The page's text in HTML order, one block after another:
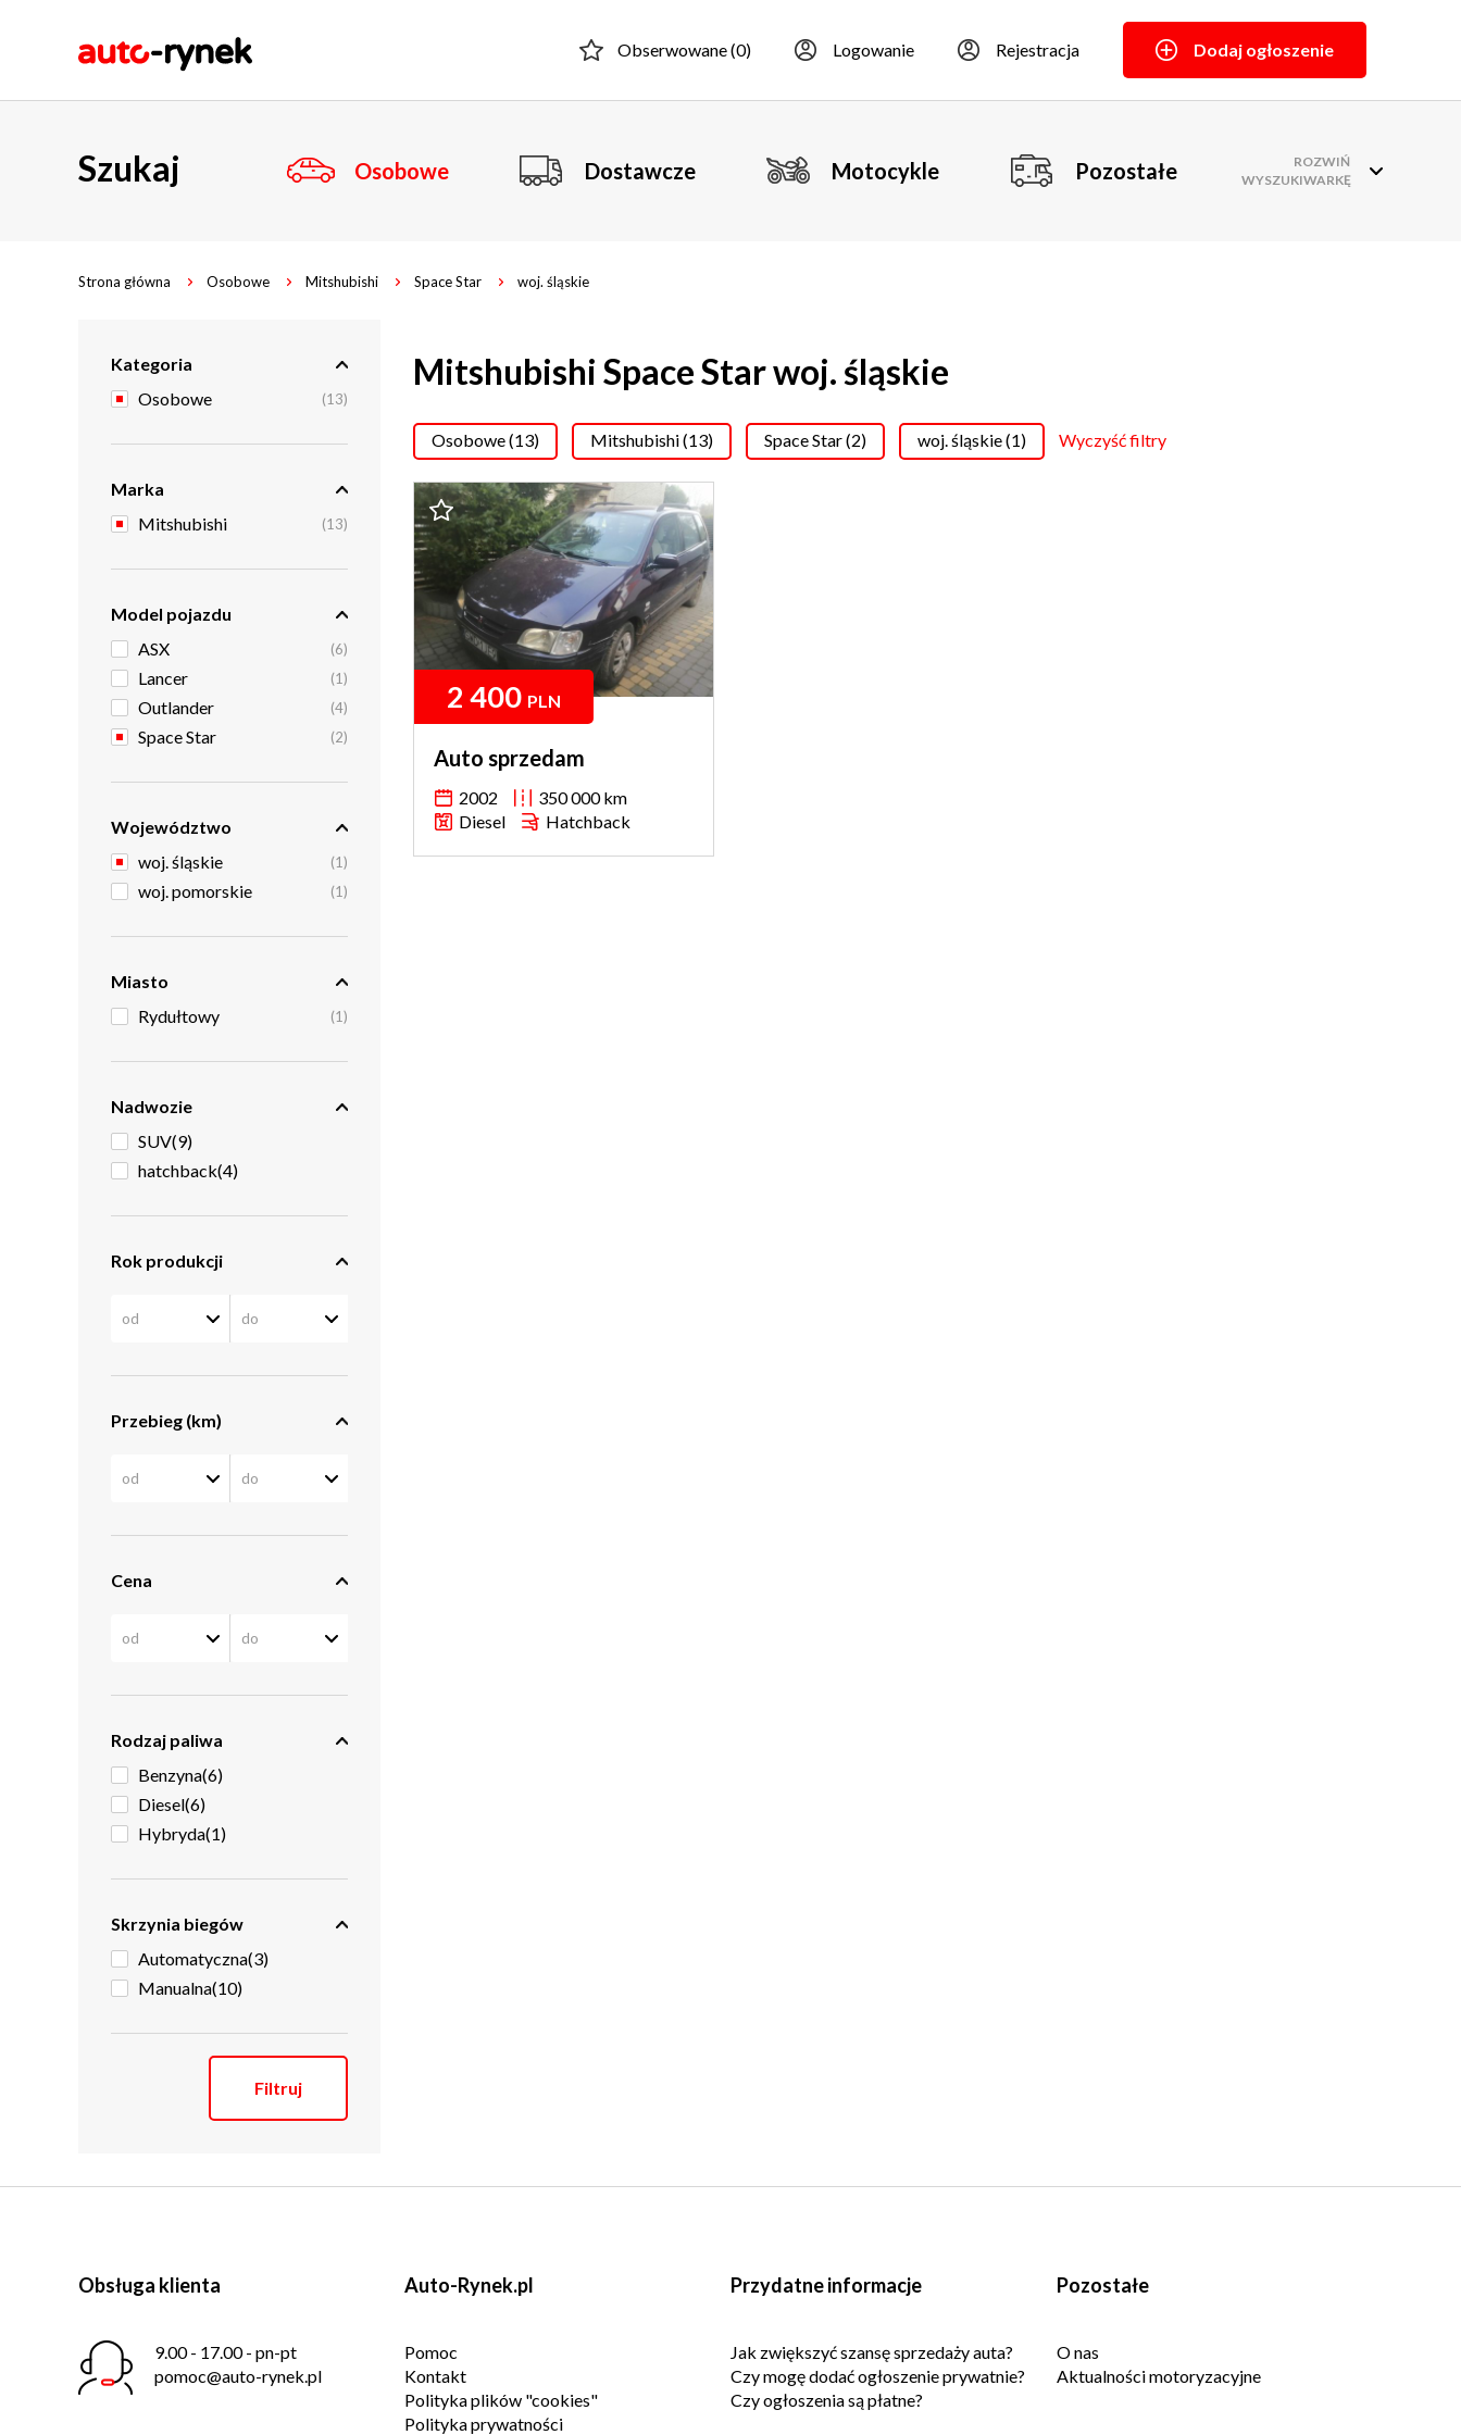
Obserwowane (0) Logowanie Rejestracja Dodaj ogłoszenie
Szukaj Osobowe Dostawcze Motocykle Pozostałe
ROZWIŃ
WYSZUKIWARKĘ
Strona główna Osobowe Mitshubishi Space Star woj. śląskie
Kategoria
Osobowe
(13)
Marka
Mitshubishi
(13)
Model pojazdu
ASX
(6)
Lancer (1)
Outlander (4)
Space Star (2)
Województwo
woj. śląskie
(1)
woj. pomorskie (1)
Miasto
Rydułtowy
(1)
Nadwozie
SUV(9)
hatchback(4)
Rok produkcji
Przebieg (km)
Cena
Rodzaj paliwa
Benzyna(6)
Diesel(6)
Hybryda(1)
Skrzynia biegów
Automatyczna(3)
Manualna(10)
Filtruj
Mitshubishi Space Star woj. śląskie
Osobowe (13) Mitshubishi (13) Space Star (2) woj. śląskie (1) Wyczyść filtry
2 400 PLN
Auto sprzedam
2002
350 000 km
Diesel
Hatchback
Obsługa klienta
9.00 - 17.00 - pn-pt
pomoc@auto-rynek.pl
Auto-Rynek.pl
Pomoc
Kontakt
Polityka plików "cookies"
Polityka prywatności
Przydatne informacje
Jak zwiększyć szansę sprzedaży auta?
Czy mogę dodać ogłoszenie prywatnie?
Czy ogłoszenia są płatne?
Pozostałe
O nas
Aktualności motoryzacyjne